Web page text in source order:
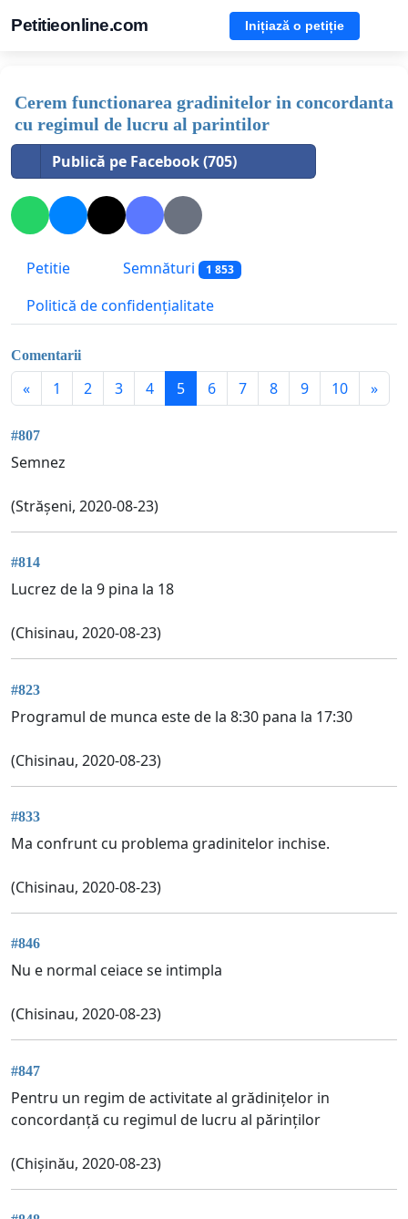
Petitieonline.com Inițiază o petiție
Cerem functionarea gradinitelor in concordanta
cu regimul de lucru al parintilor
Publică pe Facebook (705)
Petitie Semnături 1 853
Politică de confidențialitate
Comentarii
« 1 2 3 4 5 6 7 8 9 10 »
#807
Semnez
(Strășeni, 2020-08-23)
#814
Lucrez de la 9 pina la 18
(Chisinau, 2020-08-23)
#823
Programul de munca este de la 8:30 pana la 17:30
(Chisinau, 2020-08-23)
#833
Ma confrunt cu problema gradinitelor inchise.
(Chisinau, 2020-08-23)
#846
Nu e normal ceiace se intimpla
(Chisinau, 2020-08-23)
#847
Pentru un regim de activitate al grădinițelor in
concordanță cu regimul de lucru al părinților
(Chișinău, 2020-08-23)